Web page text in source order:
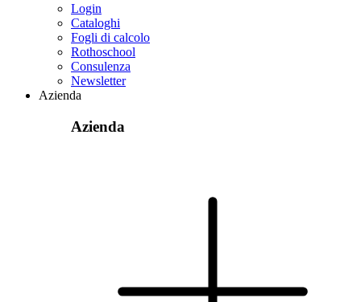
Login
Cataloghi
Fogli di calcolo
Rothoschool
Consulenza
Newsletter
Azienda
Azienda